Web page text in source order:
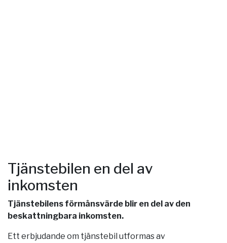
Tjänstebilen en del av
inkomsten
Tjänstebilens förmånsvärde blir en del av den
beskattningbara inkomsten.
Ett erbjudande om tjänstebil utformas av